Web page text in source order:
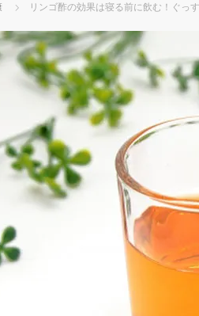
リンゴ酢の効果は寝る前に飲む！ぐっ